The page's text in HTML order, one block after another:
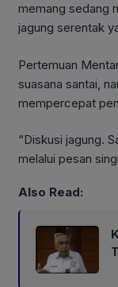
memang sedang
jagung serentak
Pertemuan
suasana santai,
mempercepat
“Diskusi jagung.
melalui pesan
Also Read: